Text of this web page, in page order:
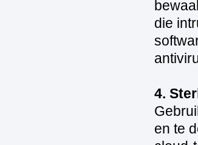
die
4.
en te